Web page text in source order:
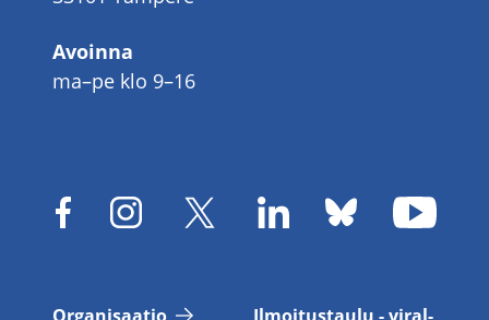
Avoinna
ma–pe klo 9–16